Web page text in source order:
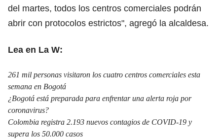
del martes, todos los centros comerciales podrán
abrir con protocolos estrictos", agregó la alcaldesa.
Lea en La W:
261 mil personas visitaron los cuatro centros comerciales esta
semana en Bogotá
¿Bogotá está preparada para enfrentar una alerta roja por
coronavirus?
Colombia registra 2.193 nuevos contagios de COVID-19 y
supera los 50.000 casos